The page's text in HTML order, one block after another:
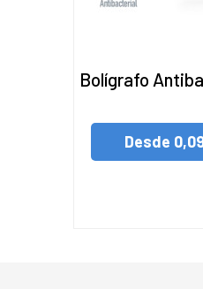
Bolígrafo
Desde